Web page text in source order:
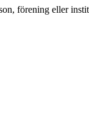
förening eller